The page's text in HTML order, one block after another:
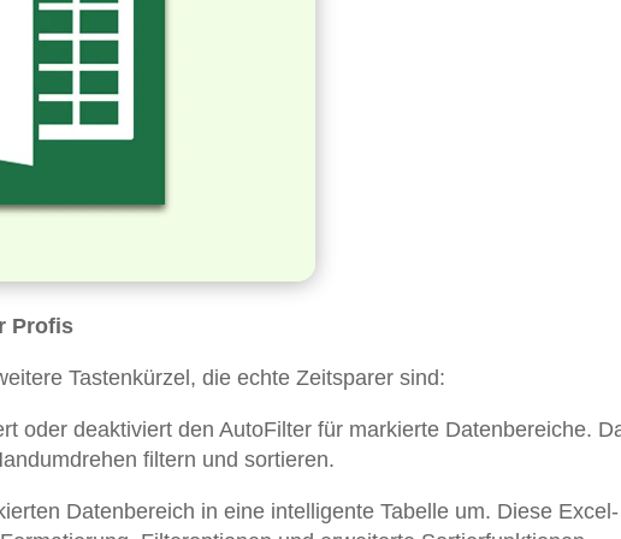
Profis
Tastenkürzel, die echte Zeitsparer sind:
oder deaktiviert den AutoFilter für markierte Datenbereiche.
filtern und sortieren.
Datenbereich in eine intelligente Tabelle um. Diese Excel-